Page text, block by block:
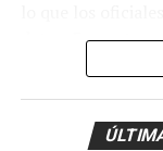
datos. Fue
Axel Jovany
5 de septiembre